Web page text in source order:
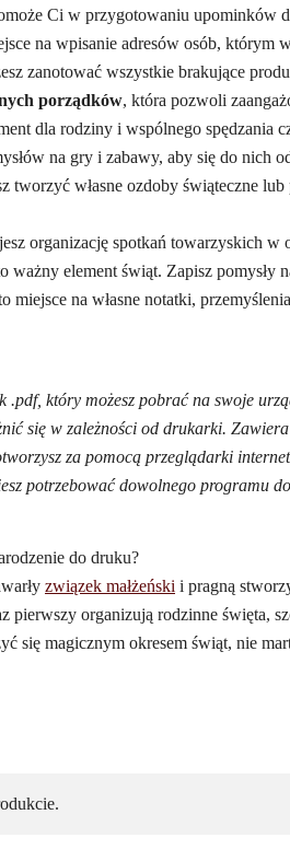
Ci w przygotowaniu upominków
na wpisanie adresów osób, którym
zanotować wszystkie brakujące
porządków, która pozwoli
dla rodziny i wspólnego spędzania
na gry i zabawy, aby się do nich
tworzyć własne ozdoby świąteczne
organizację spotkań towarzyskich w
ważny element świąt. Zapisz pomysły
miejsce na własne notatki,
.pdf, który możesz pobrać na swoje
się w zależności od drukarki.
za pomocą przeglądarki
potrzebować dowolnego programu
do druku?
związek małżeński i pragną
pierwszy organizują rodzinne święta,
się magicznym okresem świąt, nie